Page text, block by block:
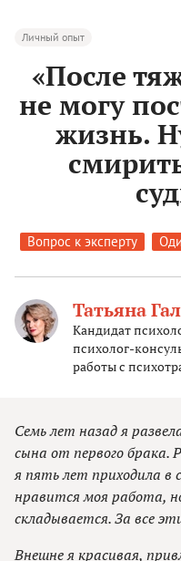
Личный опыт
«После
не могу
жизнь.
Вопрос к эксперту
Татьяна
Кандидат
психолог-
работы с
Семь лет назад я
сына от первого брака.
я пять лет приходила в
нравится моя работа,
складывается. За все
Внешне я красивая,